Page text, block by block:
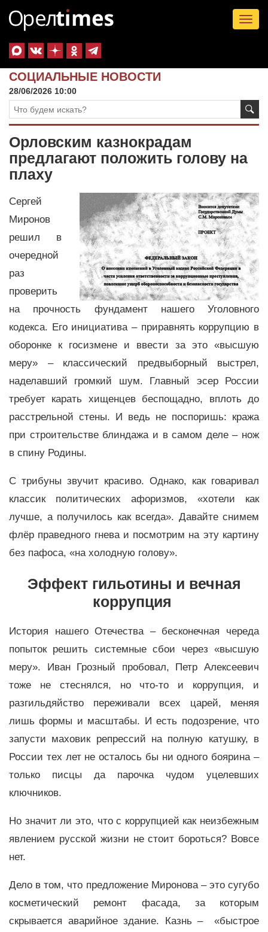
СОЦИАЛЬНЫЕ НОВОСТИ
28/06/2026 10:00
Орловским казнокрадам
предлагают положить голову на
плаху
Сергей
Миронов
решил в
очередной
раз
проверить
на прочность фундамент нашего Уголовного
кодекса. Его инициатива – приравнять коррупцию в
оборонке к госизмене и ввести за это «высшую
меру» – классический предвыборный выстрел,
наделавший громкий шум. Главный эсер России
требует карать хищенцев беспощадно, вплоть до
расстрельной стены. И ведь не поспоришь: кража
при строительстве блиндажа и в самом деле – нож
в спину Родины.
С трибуны звучит красиво. Однако, как говаривал
классик политических афоризмов, «хотели как
лучше, а получилось как всегда». Давайте снимем
флёр праведного гнева и посмотрим на эту картину
без пафоса, «на холодную голову».
Эффект гильотины и вечная
коррупция
История нашего Отечества – бесконечная череда
попыток решить системные сбои через «высшую
меру». Иван Грозный пробовал, Петр Алексеевич
тоже не стеснялся, но что-то и коррупция, и
разгильдяйство переживали всех царей, меняя
лишь формы и масштабы. И есть подозрение, что
запусти маховик репрессий на полную катушку, в
России тех лет не осталось бы ни одного боярина –
только писцы да парочка чудом уцелевших
ключников.
Но значит ли это, что с коррупцией как неизбежным
явлением русской жизни не стоит бороться? Вовсе
нет.
Дело в том, что предложение Миронова – это сугубо
косметический ремонт фасада, за которым
скрывается аварийное здание. Казнь – «быстрое